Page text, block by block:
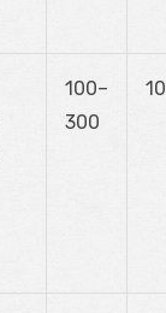
100–
300
10